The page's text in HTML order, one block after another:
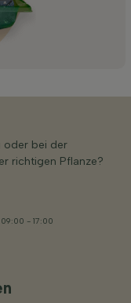
oder bei der
richtigen Pflanze?
- 17:00